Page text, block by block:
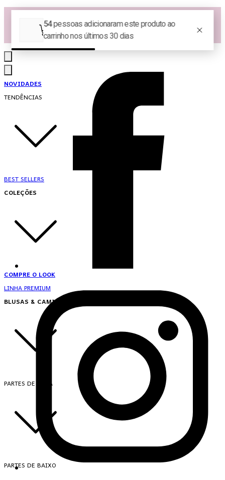
Las Queridas Club🌷 - Ganhe 5% Cashback em pontos na sua compra!
Ganhe 10% OFF na 1ª compra no App: PRIMEIRANOAPP 😍
♡ Coleção Nova: Grace in Motion ♡
NOVIDADES
TENDÊNCIAS
BEST SELLERS
COLEÇÕES
COMPRE O LOOK
LINHA PREMIUM
BLUSAS & CAMISAS
PARTES DE CIMA
PARTES DE BAIXO